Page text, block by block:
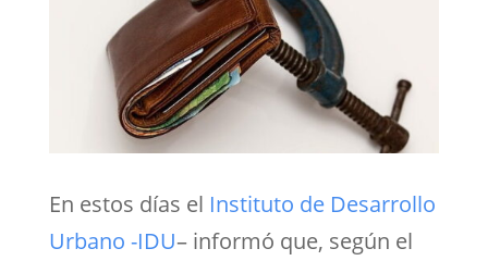
En estos días el Instituto de Desarrollo
Urbano -IDU– informó que, según el